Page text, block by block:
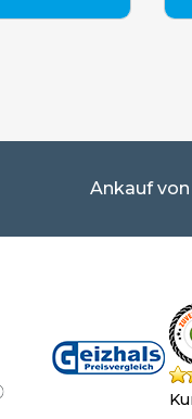
Ankauf